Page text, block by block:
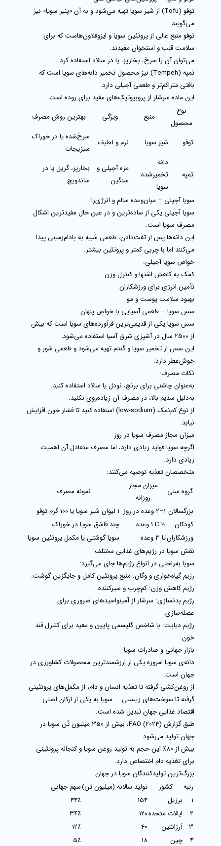
توفو (Tofu)
از شیر سویا تهیه می‌شود و به آن «پنیر سویا» نیز
می‌گویند.
توفو منبع عالی از پروتئین سویاو ایزوفلاون‌هاست که برای
سلامت قلب و استخوان مفیدند.
می‌توان آن را سرخ، بخارپز، یا در سالاد استفاده کرد.
تمپه (Tempeh)
نیز محصول تخمیر دانه‌های سویا است که
بافتی متراکم‌تر و طعمی آجیلی دارد.
این ماده سرشار از پروبیوتیک‌های مفید برای روده است.
نوع
محصول
منبع ویژگی بهترین روش مصرف
توفو شیر سویا نرم و لطیف
سرخ‌شده یا در خوراک
سبزیجات
تمپه
دانه
تخمیرشده
سویا
مزه آجیلی و
سنگین
بخارپز، گریل یا در
ساندویچ
سویا آجیلی – میان‌وعده سالم و انرژی‌زا
سویا آجیلی یکی از ساده‌ترین و در عین حال مفیدترین اشکال
مصرف سویا است.
این دانه‌ها پس از تفت‌دادن، طعمی شبیه به بادام‌زمینی پیدا
می‌کنند اما باچربی کمتر و پروتئین بیشتر.
خواص سویا آجیلی:
کمک به کاهش اشتها و کنترل وزن
تأمین انرژی برای ورزشکاران
بهبود سلامت پوست و مو
سس سویا – طعمی آسیایی با خواص پنهان
سس سویایکی از قدیمی‌ترین فرآورده‌های سویا است که بیش
از 2500 سال در آشپزی شرق آسیا استفاده می‌شود.
این سس از تخمیر سویا و گندم تهیه می‌شود و طعمی شور و
خوش‌عطر دارد.
نکات مصرف:
به‌عنوان چاشنی برای برنج، نودل یا سالاد استفاده کنید.
به‌دلیل سدیم بالا، در مصرف آن زیاده‌روی نکنید.
از نوعکم‌نمک (low-sodium)
استفاده کنید تا فشار خون افزایش
نیابد.
میزان مجاز مصرف سویا در روز
اگرچه سویا فواید زیادی دارد، اما مصرف متعادل آن اهمیت
زیادی دارد.
متخصصان تغذیه توصیه می‌کنند:
گروه سنی
میزان مجاز
روزانه
نمونه مصرف
بزرگسالان 1–2 وعده در روز
1 لیوان شیر سویا یا 100 گرم توفو
کودکان
½ تا 1 وعده
چند قاشق سویا در خوراک
ورزشکارانتا 3 وعده
سویا گوشتی یا مکمل پروتئین سویا
نقش سویا در رژیم‌های غذایی مختلف
سویا به‌راحتی در انواع رژیم‌ها جای می‌گیرد:
رژیم گیاه‌خواری و وگان: منبع پروتئین کامل و جایگزین گوشت.
رژیم کاهش وزن: کم‌چرب و سیرکننده.
رژیم بدنسازی: سرشار از آمینواسیدهای ضروری برای
عضله‌سازی.
رژیم دیابت: با شاخص گلیسمی پایین و مفید برای کنترل قند
خون.
بازار جهانی و صادرات سویا
دانه‌ی سویا امروزه یکی از ارزشمندترین محصولات کشاورزی در
جهان است.
از روغن‌کشی گرفته تا تغذیه انسان و دام، از مکمل‌های پروتئینی
گرفته تا سوخت‌های زیستی — سویا به یکی از ارکان اصلی
اقتصاد غذایی جهان تبدیل شده است.
طبق گزارش FAO (2024)، بیش از 350 میلیون تُن سویا
در
جهان تولید می‌شود.
بیش از 80٪ این حجم به تولید
روغن سویا و کنجاله پروتئینی
برای تغذیه دام اختصاص دارد.
بزرگ‌ترین تولیدکنندگان سویا در جهان
رتبه
کشور تولید سالانه (میلیون تن)سهم جهانی
1
برزیل 154
44٪
2
ایالات متحده120
34٪
3
آرژانتین 40
12٪
4
چین 18
5٪